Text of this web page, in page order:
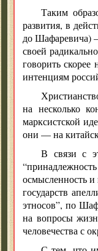
Таким
развития, в
до Шафаревича)
своей
говорить
интенциям
на несколько
марксистской
они — на
В связи с
осмысленность
государств
этносов”, по
на вопросы
человечества с